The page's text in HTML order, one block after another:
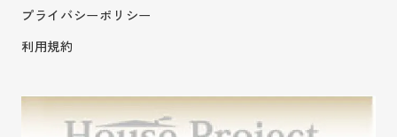
プライバシーポリシー
利用規約